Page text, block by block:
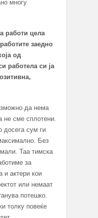
многу
работи цела
заедно
од
работела си ја
да нема
не сме сплотени.
досега сум ги
Без
Таа тимска
за
и актери кои
или немаат
потешко.
толку повеќе